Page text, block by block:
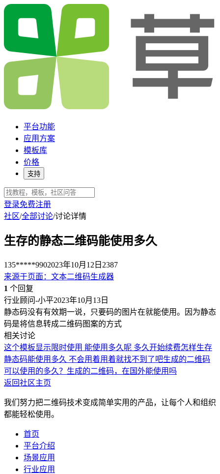
平台功能
应用方案
模板库
价格
支持
登录免费注册
社区/全部讨论/讨论详情
生存的静态二维码能使用多久
135*****9902023年10月12日 2387
来源于页面 ： 文本二维码生成器
1 个回复
行业顾问-小平2023年10月13日
静态码没有有效期一说，只要码的图片在就能使用。因为静态
码是将信息转成二维码图案的方式
相关讨论
这个模板显示限时使用 能使用多久呢 多久开始续费怎样生存
静态码能使用多久 不会用着用着就找不到了吧生成的二维码
可以使用的多久？ 生成的二维码，在国外能使用吗
返回社区主页
我们努力把二维码技术变成简单实用的产品，让每个人和组织
都能轻松使用。
首页
平台介绍
场景应用
行业应用